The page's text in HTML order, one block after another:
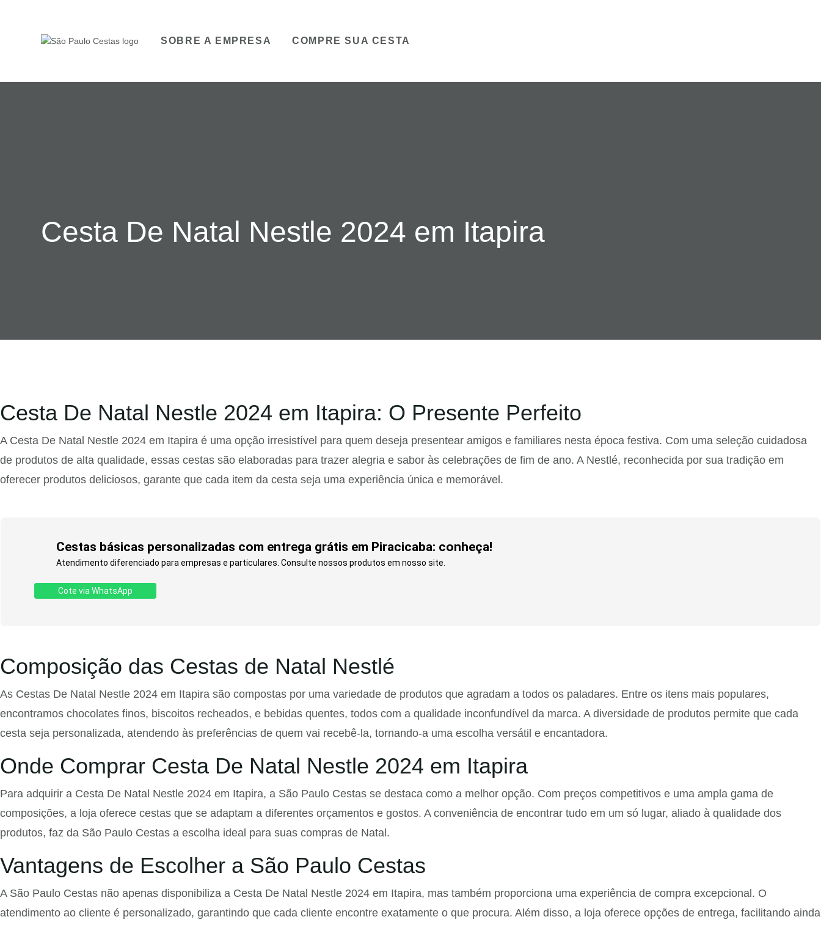
SOBRE A EMPRESA COMPRE SUA CESTA
Cesta De Natal Nestle 2024 em Itapira
Cesta De Natal Nestle 2024 em Itapira: O Presente Perfeito
A Cesta De Natal Nestle 2024 em Itapira é uma opção irresistível para quem deseja presentear amigos e familiares nesta época festiva. Com uma seleção cuidadosa
de produtos de alta qualidade, essas cestas são elaboradas para trazer alegria e sabor às celebrações de fim de ano. A Nestlé, reconhecida por sua tradição em
oferecer produtos deliciosos, garante que cada item da cesta seja uma experiência única e memorável.
Cestas básicas personalizadas com entrega grátis em Piracicaba: conheça!
Atendimento diferenciado para empresas e particulares. Consulte nossos produtos em nosso site.
Cote via WhatsApp
Composição das Cestas de Natal Nestlé
As Cestas De Natal Nestle 2024 em Itapira são compostas por uma variedade de produtos que agradam a todos os paladares. Entre os itens mais populares,
encontramos chocolates finos, biscoitos recheados, e bebidas quentes, todos com a qualidade inconfundível da marca. A diversidade de produtos permite que cada
cesta seja personalizada, atendendo às preferências de quem vai recebê-la, tornando-a uma escolha versátil e encantadora.
Onde Comprar Cesta De Natal Nestle 2024 em Itapira
Para adquirir a Cesta De Natal Nestle 2024 em Itapira, a São Paulo Cestas se destaca como a melhor opção. Com preços competitivos e uma ampla gama de
composições, a loja oferece cestas que se adaptam a diferentes orçamentos e gostos. A conveniência de encontrar tudo em um só lugar, aliado à qualidade dos
produtos, faz da São Paulo Cestas a escolha ideal para suas compras de Natal.
Vantagens de Escolher a São Paulo Cestas
A São Paulo Cestas não apenas disponibiliza a Cesta De Natal Nestle 2024 em Itapira, mas também proporciona uma experiência de compra excepcional. O
atendimento ao cliente é personalizado, garantindo que cada cliente encontre exatamente o que procura. Além disso, a loja oferece opções de entrega, facilitando ainda